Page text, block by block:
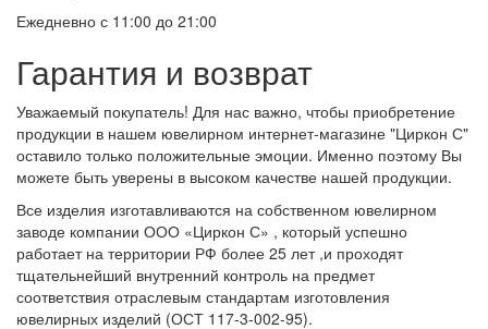
Ежедневно с 11:00 до 21:00
Гарантия и возврат
Уважаемый покупатель! Для нас важно, чтобы приобретение
продукции в нашем ювелирном интернет-магазине "Циркон С"
оставило только положительные эмоции. Именно поэтому Вы
можете быть уверены в высоком качестве нашей продукции.
Все изделия изготавливаются на собственном ювелирном
заводе компании ООО «Циркон С» , который успешно
работает на территории РФ более 25 лет ,и проходят
тщательнейший внутренний контроль на предмет
соответствия отраслевым стандартам изготовления
ювелирных изделий (ОСТ 117-3-002-95).